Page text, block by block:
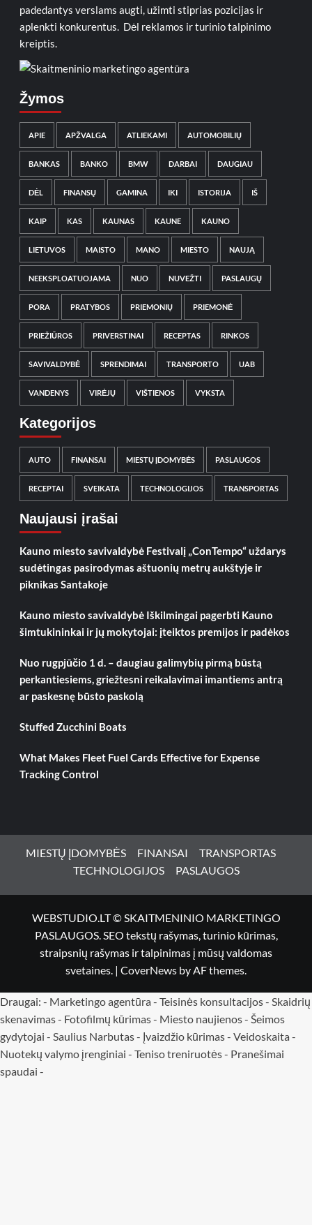
padedantys verslams augti, užimti stiprias pozicijas ir
aplenkti konkurentus. Dėl reklamos ir turinio talpinimo
kreiptis.
Žymos
APIE APŽVALGA ATLIEKAMI AUTOMOBILIŲ
BANKAS BANKO BMW DARBAI DAUGIAU
DĖL FINANSŲ GAMINA IKI ISTORIJA IŠ
KAIP KAS KAUNAS KAUNE KAUNO
LIETUVOS MAISTO MANO MIESTO NAUJĄ
NEEKSPLOATUOJAMA NUO NUVEŽTI PASLAUGŲ
PORA PRATYBOS PRIEMONIŲ PRIEMONĖ
PRIEŽIŪROS PRIVERSTINAI RECEPTAS RINKOS
SAVIVALDYBĖ SPRENDIMAI TRANSPORTO UAB
VANDENYS VIRĖJŲ VIŠTIENOS VYKSTA
Kategorijos
AUTO FINANSAI MIESTŲ ĮDOMYBĖS PASLAUGOS
RECEPTAI SVEIKATA TECHNOLOGIJOS TRANSPORTAS
Naujausi įrašai
Kauno miesto savivaldybė Festivalį „ConTempo“ uždarys
sudėtingas pasirodymas aštuonių metrų aukštyje ir
piknikas Santakoje
Kauno miesto savivaldybė Iškilmingai pagerbti Kauno
šimtukininkai ir jų mokytojai: įteiktos premijos ir padėkos
Nuo rugpjūčio 1 d. – daugiau galimybių pirmą būstą
perkantiesiems, griežtesni reikalavimai imantiems antrą
ar paskesnę būsto paskolą
Stuffed Zucchini Boats
What Makes Fleet Fuel Cards Effective for Expense
Tracking Control
MIESTŲ ĮDOMYBĖS FINANSAI
TRANSPORTAS
TECHNOLOGIJOS
PASLAUGOS
WEBSTUDIO.LT © SKAITMENINIO MARKETINGO
PASLAUGOS. SEO tekstų rašymas, turinio kūrimas,
straipsnių rašymas ir talpinimas į mūsų valdomas
svetaines. | CoverNews by AF themes.
Draugai: - Marketingo agentūra - Teisinės konsultacijos- Skaidrių
skenavimas- Fotofilmų kūrimas- Miesto naujienos- Šeimos
gydytojai - Saulius Narbutas- Įvaizdžio kūrimas- Veidoskaita -
Nuotekų valymo įrenginiai - Teniso treniruotės- Pranešimai
spaudai -